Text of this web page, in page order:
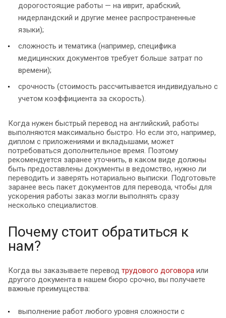
дорогостоящие работы — на иврит, арабский,
нидерландский и другие менее распространенные
языки);
сложность и тематика (например, специфика
медицинских документов требует больше затрат по
времени);
срочность (стоимость рассчитывается индивидуально с
учетом коэффициента за скорость).
Когда нужен быстрый перевод на английский, работы
выполняются максимально быстро. Но если это, например,
диплом с приложениями и вкладышами, может
потребоваться дополнительное время. Поэтому
рекомендуется заранее уточнить, в каком виде должны
быть предоставлены документы в ведомство, нужно ли
переводить и заверять нотариально выписки. Подготовьте
заранее весь пакет документов для перевода, чтобы для
ускорения работы заказ могли выполнять сразу
несколько специалистов.
Почему стоит обратиться к
нам?
Когда вы заказываете перевод трудового договора или
другого документа в нашем бюро срочно, вы получаете
важные преимущества:
выполнение работ любого уровня сложности с